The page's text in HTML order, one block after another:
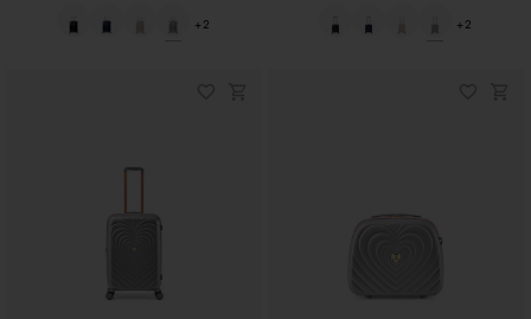
+2 +2